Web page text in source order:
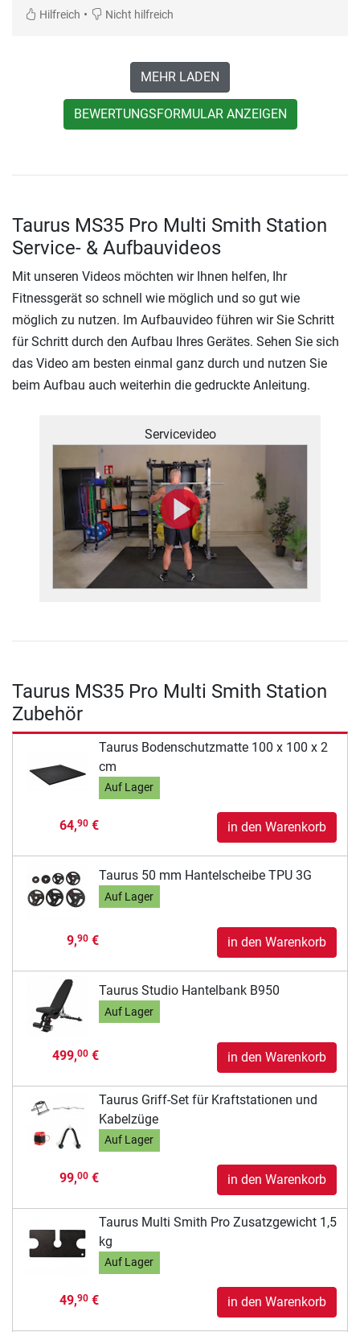
Hilfreich • Nicht hilfreich
MEHR LADEN
BEWERTUNGSFORMULAR ANZEIGEN
Taurus MS35 Pro Multi Smith Station
Service- & Aufbauvideos
Mit unseren Videos möchten wir Ihnen helfen, Ihr
Fitnessgerät so schnell wie möglich und so gut wie
möglich zu nutzen. Im Aufbauvideo führen wir Sie Schritt
für Schritt durch den Aufbau Ihres Gerätes. Sehen Sie sich
das Video am besten einmal ganz durch und nutzen Sie
beim Aufbau auch weiterhin die gedruckte Anleitung.
Servicevideo
Taurus MS35 Pro Multi Smith Station
Zubehör
Taurus Bodenschutzmatte 100 x 100 x 2
cm
Auf Lager
64,90€ in den Warenkorb
Taurus 50 mm Hantelscheibe TPU 3G
Auf Lager
9,90€ in den Warenkorb
Taurus Studio Hantelbank B950
Auf Lager
499,00€ in den Warenkorb
Taurus Griff-Set für Kraftstationen und
Kabelzüge
Auf Lager
99,00€ in den Warenkorb
Taurus Multi Smith Pro Zusatzgewicht 1,5
kg
Auf Lager
49,90€ in den Warenkorb